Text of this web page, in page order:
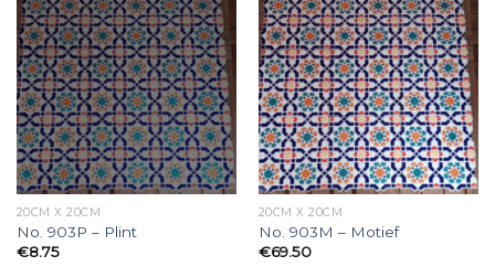
20CM X 20CM
No. 903P – Plint
€8.75
20CM X 20CM
No. 903M – Motief
€69.50